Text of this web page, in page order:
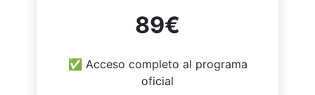
89€
✅ Acceso completo al programa
oficial